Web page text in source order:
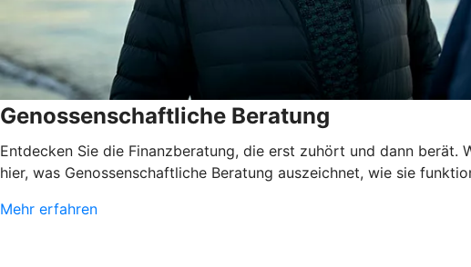
Genossenschaftliche Beratung
Entdecken Sie die Finanzberatung, die erst zuhört und dann berät.
hier, was Genossenschaftliche Beratung auszeichnet, wie sie
Mehr erfahren